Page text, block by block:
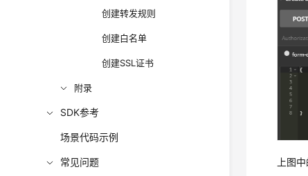
创建转发规则
创建白名单
创建SSL证书
附录
SDK参考
场景代码示例
常见问题 上图